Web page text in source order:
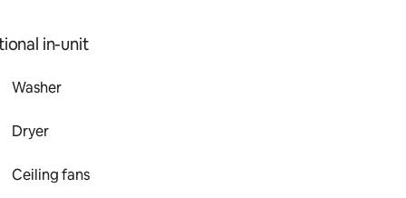
in-unit
Washer
Dryer
Ceiling fans